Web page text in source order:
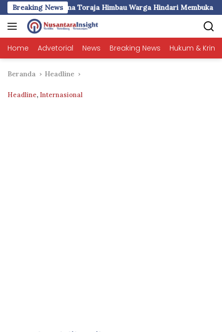
Langsung
ke
konten
Breaking News
BPBD Tana Toraja Himbau Warga Hindari Membuka Lahan
Home Advetorial News Breaking News Hukum &
Beranda Headline
Headline, Internasional